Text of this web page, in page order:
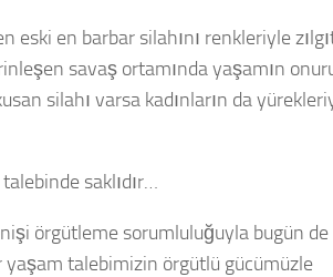
en barbar silahını renkleriyle
savaş ortamında yaşamın
silahı varsa kadınların da
saklıdır…
örgütleme sorumluluğuyla bugün de
yaşam talebimizin örgütlü gücümüzle